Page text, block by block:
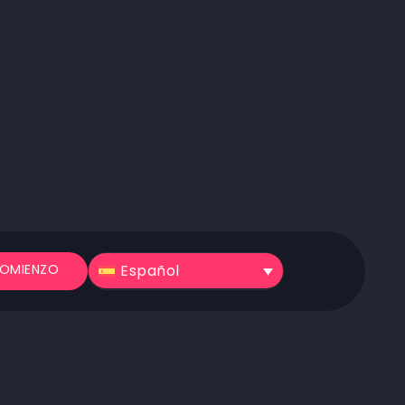
Español